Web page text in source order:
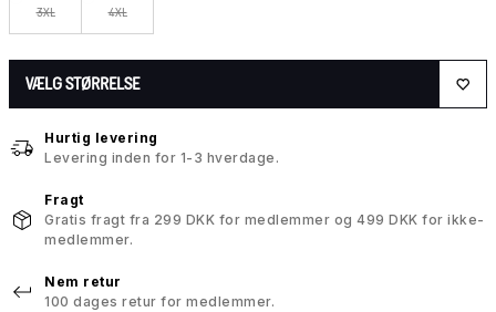
3XL 4XL
VÆLG STØRRELSE
Hurtig levering
Levering inden for 1-3 hverdage.
Fragt
Gratis fragt fra 299 DKK for medlemmer og 499 DKK for ikke-
medlemmer.
Nem retur
100 dages retur for medlemmer.